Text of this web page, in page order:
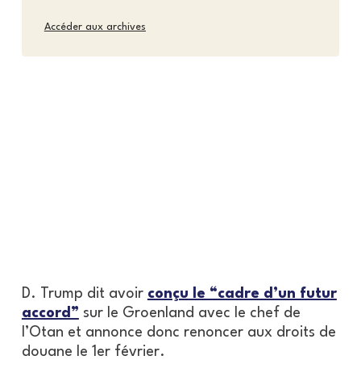
Accéder aux archives
D. Trump dit avoir conçu le “cadre d’un futur
accord” sur le Groenland avec le chef de
l’Otan et annonce donc renoncer aux droits de
douane le 1er février.